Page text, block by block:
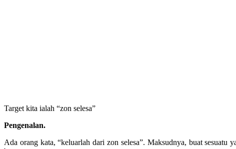
Target kita ialah “zon selesa”
Pengenalan.
Ada orang kata, “keluarlah dari zon selesa”. Maksudnya, buat sesuatu